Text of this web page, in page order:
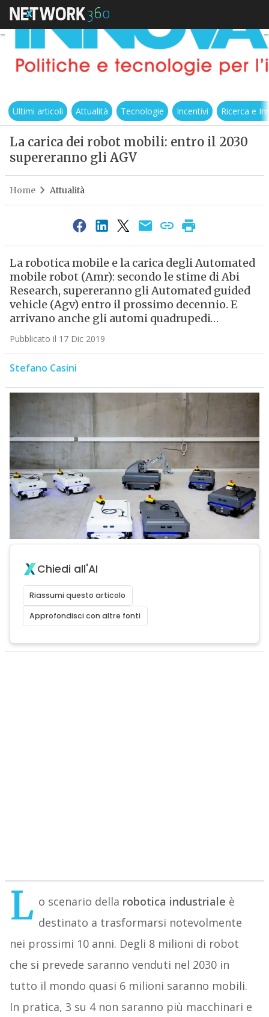
Ultimi articoli Attualità Tecnologie Incentivi Ricerca e
La carica dei robot mobili: entro il 2030
supereranno gli AGV
Home Attualità
La robotica mobile e la carica degli Automated
mobile robot (Amr): secondo le stime di Abi
Research, supereranno gli Automated guided
vehicle (Agv) entro il prossimo decennio. E
arrivano anche gli automi quadrupedi…
Pubblicato il 17 Dic 2019
Stefano Casini
Chiedi all'AI
Riassumi questo articolo
Approfondisci con altre fonti
L o scenario della robotica industriale è
destinato a trasformarsi notevolmente
nei prossimi 10 anni. Degli 8 milioni di robot
che si prevede saranno venduti nel 2030 in
tutto il mondo quasi 6 milioni saranno mobili.
In pratica, 3 su 4 non saranno più macchinari e